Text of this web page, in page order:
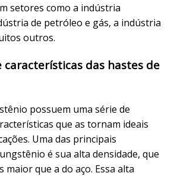
setores como a indústria
de petróleo e gás, a indústria
outros.
características das hastes de
possuem uma série de
que as tornam ideais
Uma das principais
é sua alta densidade, que
maior que a do aço. Essa alta